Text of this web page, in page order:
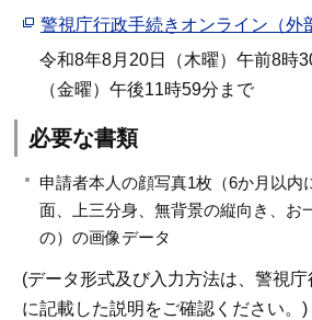
警視庁行政手続きオンライン（外
令和8年8月20日（木曜）午前8時
（金曜）午後11時59分まで
必要な書類
申請者本人の顔写真1枚（6か月以内
面、上三分身、無背景の縦向き、お
の）の画像データ
(データ形式及び入力方法は、警視
に記載した説明をご確認ください。)